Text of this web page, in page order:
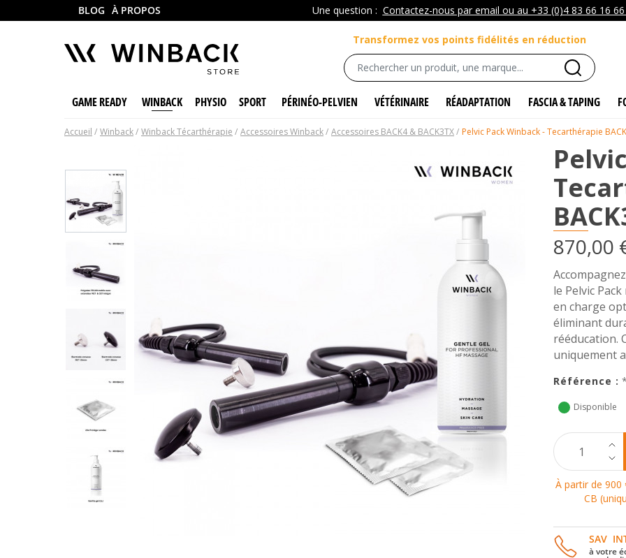
BLOG À PROPOS Une question : Contactez-nous par email ou au +33 (0)4 83 66 16 66
Transformez vos points fidélités en réduction
GAME READY WINBACK PHYSIO SPORT PÉRINÉO-PELVIEN VÉTÉRINAIRE RÉADAPTATION FASCIA & TAPING
Accueil Winback Winback Técarthérapie Accessoires Winback Accessoires BACK4 & BACK3TX Pelvic Pack Winback - Tecarthérapie
870,00
le Pelvic
en charge
éliminant
rééducation.
uniquement
Référence :
Disponible
À partir de 900
CB
SAV
à votre